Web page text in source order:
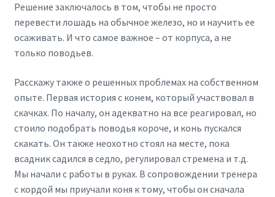
Решение заключалось в том, чтобы не просто
перевести лошадь на обычное железо, но и научить ее
осаживать. И что самое важное – от корпуса, а не
только поводьев.
Расскажу также о решенных проблемах на собственном
опыте. Первая история с конем, который участвовал в
скачках. По началу, он адекватно на все реагировал, но
стоило подобрать поводья короче, и конь пускался
скакать. Он также неохотно стоял на месте, пока
всадник садился в седло, регулировал стремена и т.д.
Мы начали с работы в руках. В сопровождении тренера
с кордой мы приучали коня к тому, чтобы он сначала